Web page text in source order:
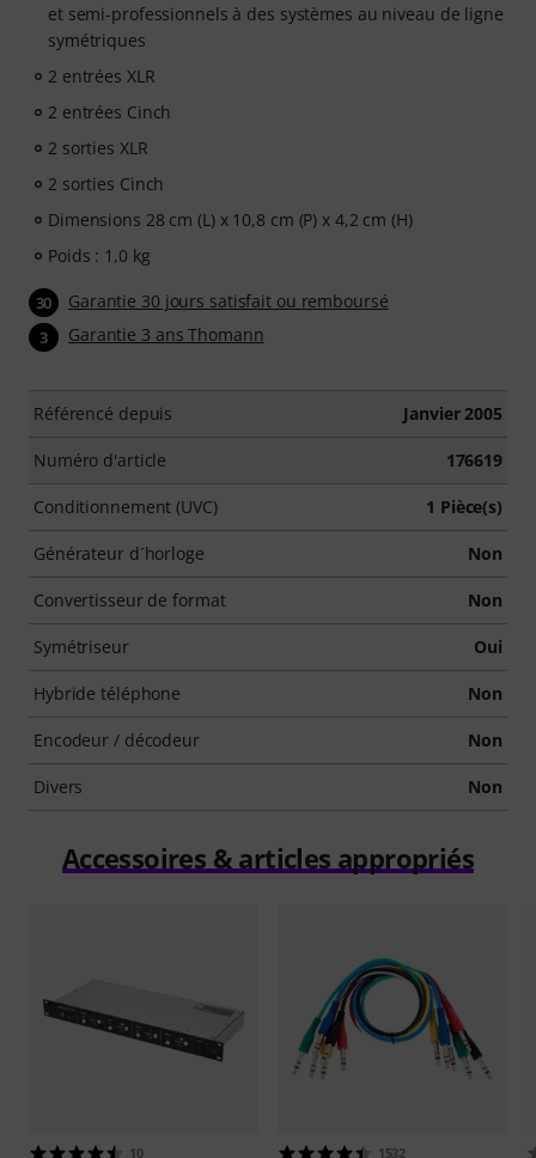
et semi-professionnels à des systèmes au niveau de ligne
symétriques
2 entrées XLR
2 entrées Cinch
2 sorties XLR
2 sorties Cinch
Dimensions 28 cm (L) x 10,8 cm (P) x 4,2 cm (H)
Poids : 1,0 kg
30 Garantie 30 jours satisfait ou remboursé
3 Garantie 3 ans Thomann
Référencé depuis Janvier 2005
Numéro d'article 176619
Conditionnement (UVC) 1 Pièce(s)
Générateur d´horloge Non
Convertisseur de format Non
Symétriseur Oui
Hybride téléphone Non
Encodeur / décodeur Non
Divers Non
Accessoires & articles appropriés
10 1532